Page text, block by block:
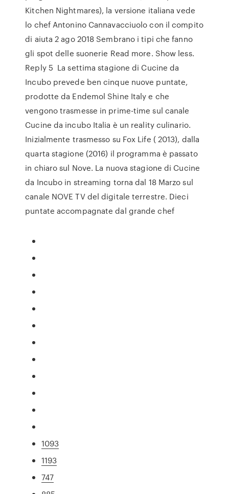
Kitchen Nightmares), la versione italiana vede
lo chef Antonino Cannavacciuolo con il compito
di aiuta 2 ago 2018 Sembrano i tipi che fanno
gli spot delle suonerie Read more. Show less.
Reply 5 La settima stagione di Cucine da
Incubo prevede ben cinque nuove puntate,
prodotte da Endemol Shine Italy e che
vengono trasmesse in prime-time sul canale
Cucine da incubo Italia è un reality culinario.
Inizialmente trasmesso su Fox Life ( 2013), dalla
quarta stagione (2016) il programma è passato
in chiaro sul Nove. La nuova stagione di Cucine
da Incubo in streaming torna dal 18 Marzo sul
canale NOVE TV del digitale terrestre. Dieci
puntate accompagnate dal grande chef
1093
1193
747